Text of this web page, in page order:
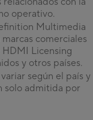
operativo.
Multimedia
comerciales
HDMI Licensing
y otros países.
según el país y
solo admitida por